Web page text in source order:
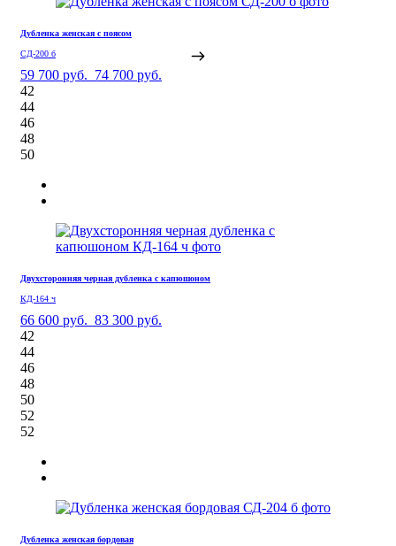
Дубленка женская с поясом
СД-200 б
59 700 руб. 74 700 руб.
42
44
46
48
50
Двухсторонняя черная дубленка с капюшоном
КД-164 ч
66 600 руб. 83 300 руб.
42
44
46
48
50
52
52
Дубленка женская бордовая